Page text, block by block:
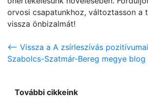
orvosi csapatunkhoz, változtasson a
vissza önbizalmát!
<-- Vissza a A zsírleszívás
Szabolcs-Szatmár-Bereg megye blog
További cikkeink